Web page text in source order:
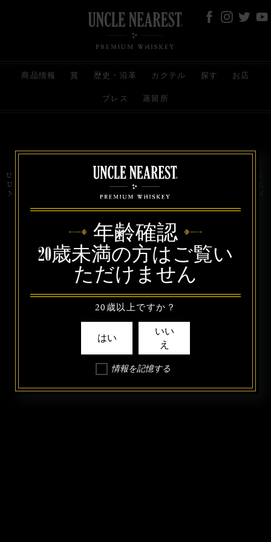
商品情報 賞 歴史・沿革 カクテル 探す お店
プレス 蒸留所
お問い合わせ 代理店 規約と条件
プライバシー
Uncle Nearest Premium Whiskey is wholly and independently owned by Uncle Nearest, Inc.
UNCLE NEAREST, THE BEST WHISKEY MAKER THE WORLD NEVER KNEW,
NATHAN GREEN, NEAREST GREEN, and DRINK HONORABLY are trademarks of
年齢確認
20歳未満の方はご覧い
ただけません
20歳以上ですか？
はい
いい
え
情報を記憶する